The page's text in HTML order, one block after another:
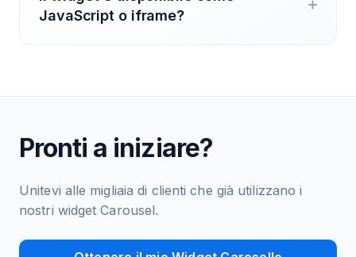
JavaScript o iframe?
Pronti a iniziare?
Unitevi alle migliaia di clienti che già utilizzano i
nostri widget Carousel.